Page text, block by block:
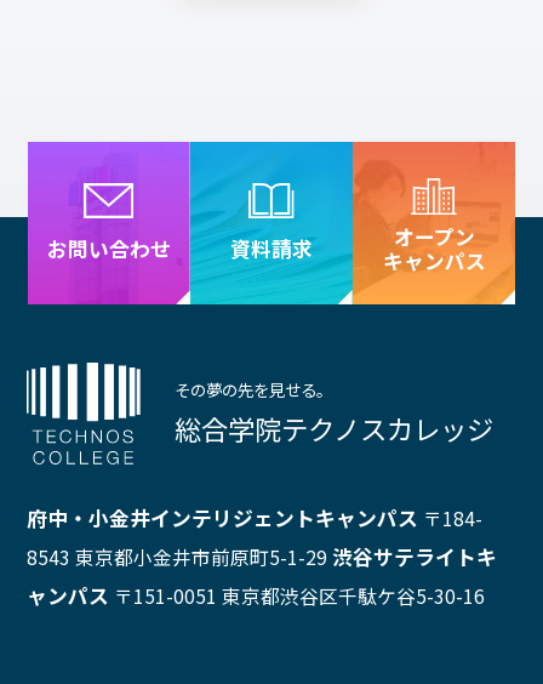
お問い合わせ 資料請求
オープン
キャンパス
その夢の先を見せる。
総合学院テクノスカレッジ
府中・小金井インテリジェントキャンパス 〒184-
8543 東京都小金井市前原町5-1-29 渋谷サテライトキ
ャンパス 〒151-0051 東京都渋谷区千駄ケ谷5-30-16